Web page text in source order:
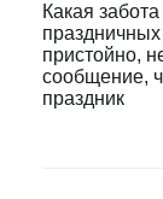
Какая
пристойно,
сообщение,
праздник